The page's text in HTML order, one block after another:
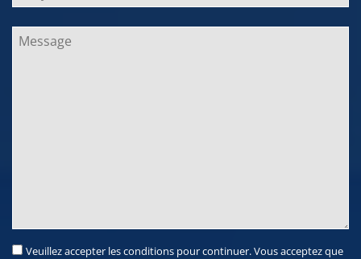
Veuillez accepter les conditions pour continuer. Vous acceptez que